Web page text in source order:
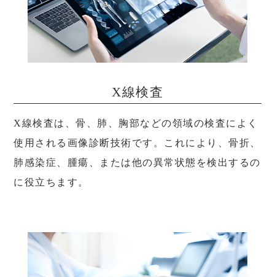
X線検査
X線検査は、骨、肺、胸部などの領域の検査によく
使用される画像診断技術です。これにより、骨折、
肺感染症、腫瘍、または他の異常状態を検出するの
に役立ちます。